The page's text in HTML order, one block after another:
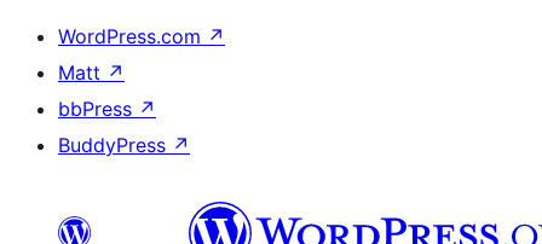
WordPress.com ↗
Matt ↗
bbPress ↗
BuddyPress ↗